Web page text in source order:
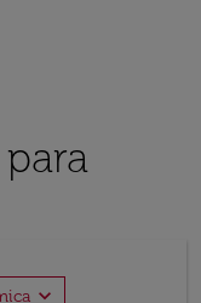
expand_more